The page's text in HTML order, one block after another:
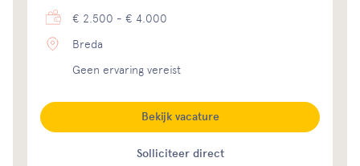
€ 2.500 - € 4.000
Breda
Geen ervaring vereist
Solliciteer direct
Bekijk vacature